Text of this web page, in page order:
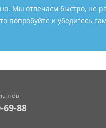
Мы отвечаем быстро, не
попробуйте и убедитесь
69-88